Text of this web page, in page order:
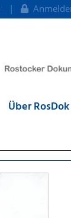
Über RosDok